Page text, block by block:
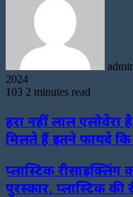
2024
103 2 minutes read
हरा नहीं लाल
मिलते हैं इतने फायदे
प्लास्टिक रीसाइक्लिंग
पुरस्कार, प्लास्टिक की